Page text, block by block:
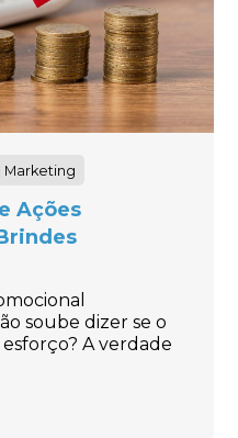
Marketing
Ações
soube dizer se o
A verdade